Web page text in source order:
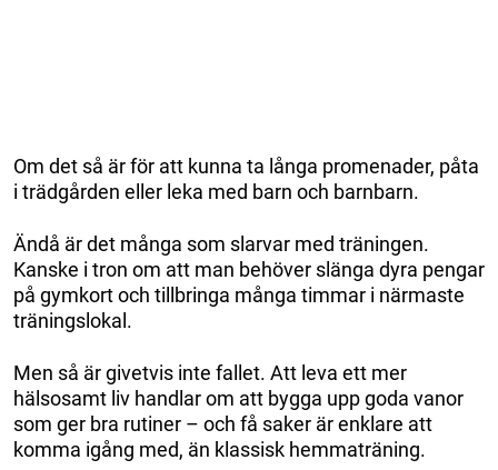
Om det så är för att kunna ta långa promenader, påta
i trädgården eller leka med barn och barnbarn.
Ändå är det många som slarvar med träningen.
Kanske i tron om att man behöver slänga dyra pengar
på gymkort och tillbringa många timmar i närmaste
träningslokal.
Men så är givetvis inte fallet. Att leva ett mer
hälsosamt liv handlar om att bygga upp goda vanor
som ger bra rutiner – och få saker är enklare att
komma igång med, än klassisk hemmaträning.